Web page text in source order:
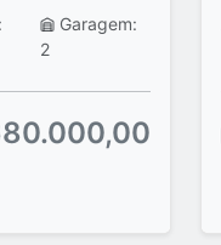
Garagem:
2